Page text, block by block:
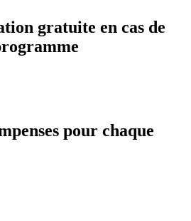
gratuite en cas de
pour chaque